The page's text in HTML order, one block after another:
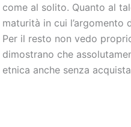
come al solito. Quanto al
maturità in cui l’argomento
Per il resto non vedo
dimostrano che
etnica anche senza